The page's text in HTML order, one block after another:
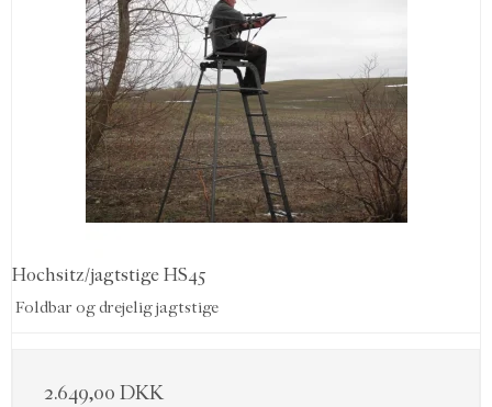
Hochsitz/jagtstige HS45
Foldbar og drejelig jagtstige
2.649,00 DKK